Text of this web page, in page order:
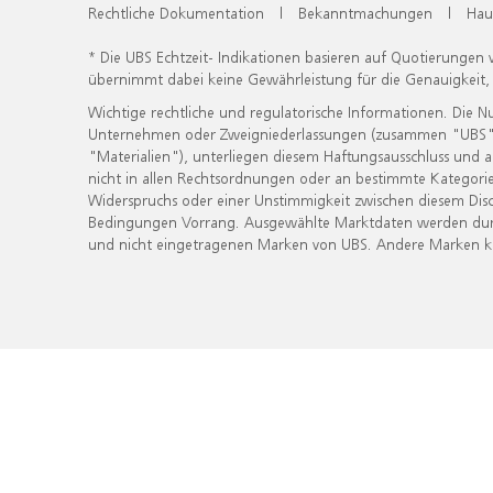
Rechtliche Dokumentation | Bekanntmachungen |
* Die UBS Echtzeit- Indikationen basieren auf
übernimmt dabei keine Gewährleistung für die
Wichtige rechtliche und regulatorische Informationen. Die
Unternehmen oder Zweigniederlassungen (zusammen
"Materialien"), unterliegen diesem Haftungsausschluss
nicht in allen Rechtsordnungen oder an bestimmte
Widerspruchs oder einer Unstimmigkeit zwischen diesem
Bedingungen Vorrang. Ausgewählte Marktdaten werden
und nicht eingetragenen Marken von UBS. Andere Marken